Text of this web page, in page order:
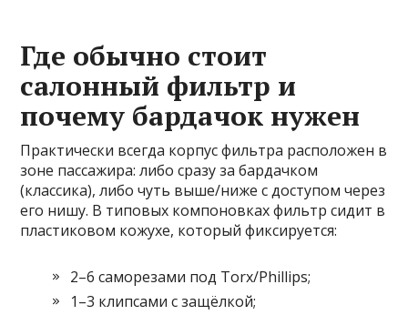
Где обычно стоит
салонный фильтр и
почему бардачок нужен
Практически всегда корпус фильтра расположен в
зоне пассажира: либо сразу за бардачком
(классика), либо чуть выше/ниже с доступом через
его нишу. В типовых компоновках фильтр сидит в
пластиковом кожухе, который фиксируется:
2–6 саморезами под Torx/Phillips;
1–3 клипсами с защёлкой;